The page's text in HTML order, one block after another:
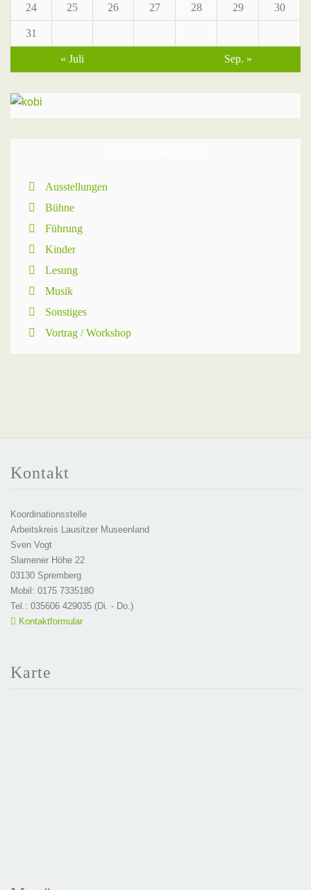
24 25 26 27 28 29 30
31
« Juli Sep. »
Ausstellungen
Bühne
Führung
Kinder
Lesung
Musik
Sonstiges
Vortrag / Workshop
Kontakt
Koordinationsstelle
Arbeitskreis Lausitzer Museenland
Sven Vogt
Slamener Höhe 22
03130 Spremberg
Mobil: 0175 7335180
Tel.: 035606 429035 (Di. - Do.)
Kontaktformular
Karte